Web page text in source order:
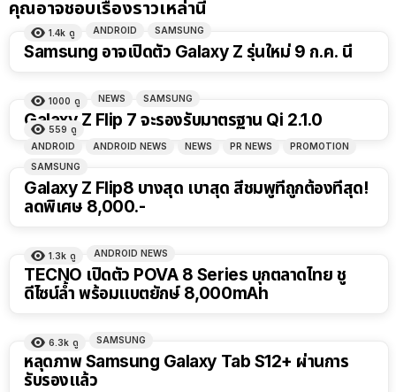
คุณอาจชอบเรื่องราวเหล่านี้
1.4k ดู ANDROID SAMSUNG
Samsung อาจเปิดตัว Galaxy Z รุ่นใหม่ 9 ก.ค. นี้
1000 ดู NEWS SAMSUNG
Galaxy Z Flip 7 จะรองรับมาตรฐาน Qi 2.1.0
559 ดู
ANDROID
ANDROID NEWS NEWS PR NEWS
PROMOTION
SAMSUNG
Galaxy Z Flip8 บางสุด เบาสุด สีชมพูที่ถูกต้องที่สุด!
ลดพิเศษ 8,000.-
1.3k ดู ANDROID NEWS
TECNO เปิดตัว POVA 8 Series บุกตลาดไทย ชู
ดีไซน์ล้ำ พร้อมแบตยักษ์ 8,000mAh
6.3k ดู SAMSUNG
หลุดภาพ Samsung Galaxy Tab S12+ ผ่านการ
รับรองแล้ว